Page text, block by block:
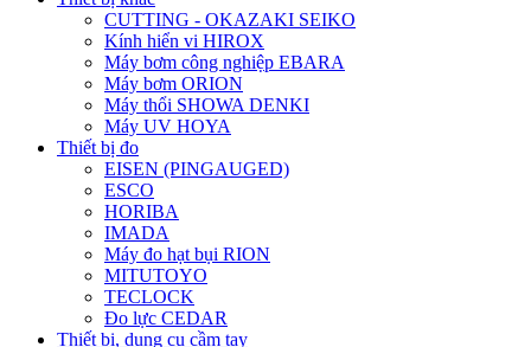
CUTTING - OKAZAKI SEIKO
Kính hiển vi HIROX
Máy bơm công nghiệp EBARA
Máy bơm ORION
Máy thổi SHOWA DENKI
Máy UV HOYA
Thiết bị đo
EISEN (PINGAUGED)
ESCO
HORIBA
IMADA
Máy đo hạt bụi RION
MITUTOYO
TECLOCK
Đo lực CEDAR
Thiết bị, dụng cụ cầm tay